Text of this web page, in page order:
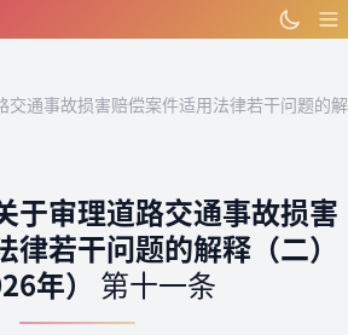
交通事故损害赔偿案件适用法律若干问题的解
于审理道路交通事故损害
律若干问题的解释（二）
年） 第十一条